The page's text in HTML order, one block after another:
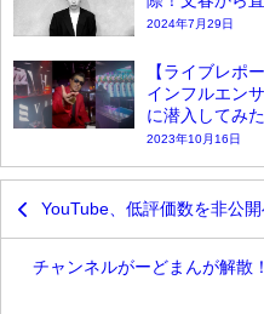
2024年7月29日
【ライブレポ
インフルエン
に潜入してみた
2023年10月16日
YouTube、低評価数を非公
チャンネルがーどまんが解散